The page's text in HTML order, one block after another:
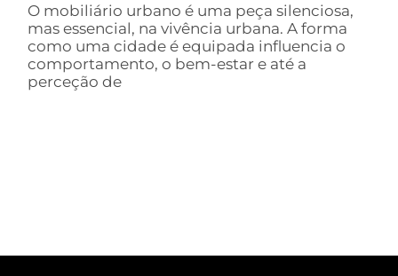
O mobiliário urbano é uma peça silenciosa,
mas essencial, na vivência urbana. A forma
como uma cidade é equipada influencia o
comportamento, o bem-estar e até a
perceção de